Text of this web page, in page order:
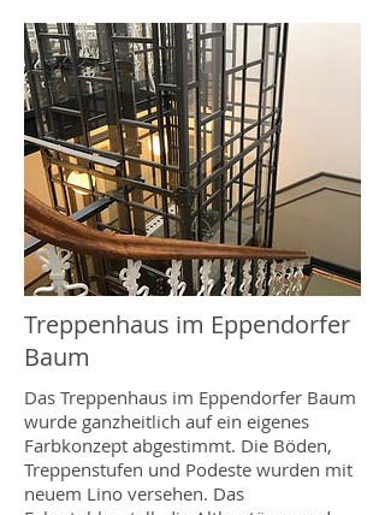
Treppenhaus im Eppendorfer
Baum
Das Treppenhaus im Eppendorfer Baum
wurde ganzheitlich auf ein eigenes
Farbkonzept abgestimmt. Die Böden,
Treppenstufen und Podeste wurden mit
neuem Lino versehen. Das